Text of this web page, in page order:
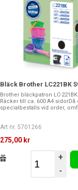
Bläck Brother LC221BK
Brother bläckpatron LC-
Räcker till ca. 600 A4 sidorDå
specialbeställs vid order,
Art nr. 5701266
275,00 kr
+
-